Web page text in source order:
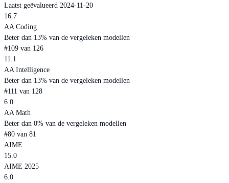
Laatst geëvalueerd 2024-11-20
16.7
AA Coding
Beter dan 13% van de vergeleken modellen
#109 van 126
11.1
AA Intelligence
Beter dan 13% van de vergeleken modellen
#111 van 128
6.0
AA Math
Beter dan 0% van de vergeleken modellen
#80 van 81
AIME
15.0
AIME 2025
6.0